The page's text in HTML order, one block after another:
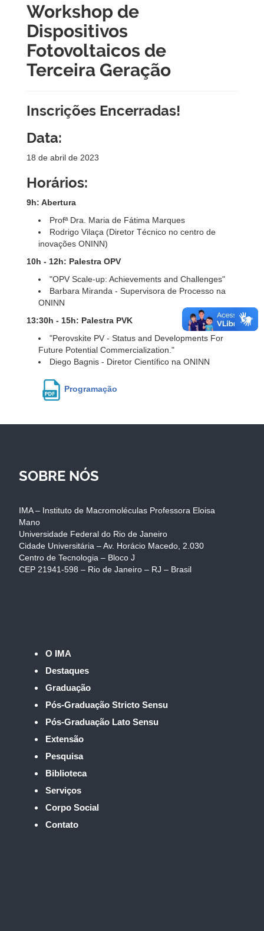
Workshop de
Dispositivos
Fotovoltaicos de
Terceira Geração
Inscrições Encerradas!
Data:
18 de abril de 2023
Horários:
9h: Abertura
Profª Dra. Maria de Fátima Marques
Rodrigo Vilaça (Diretor Técnico no centro de
inovações ONINN)
10h - 12h: Palestra OPV
"OPV Scale-up: Achievements and Challenges"
Barbara Miranda - Supervisora de Processo na
ONINN
13:30h - 15h: Palestra PVK
"Perovskite PV - Status and Developments For
Future Potential Commercialization."
Diego Bagnis - Diretor Científico na ONINN
Programação
SOBRE NÓS
IMA – Instituto de Macromoléculas Professora Eloisa
Mano
Universidade Federal do Rio de Janeiro
Cidade Universitária – Av. Horácio Macedo, 2.030
Centro de Tecnologia – Bloco J
CEP 21941-598 – Rio de Janeiro – RJ – Brasil
O IMA
Destaques
Graduação
Pós-Graduação Stricto Sensu
Pós-Graduação Lato Sensu
Extensão
Pesquisa
Biblioteca
Serviços
Corpo Social
Contato